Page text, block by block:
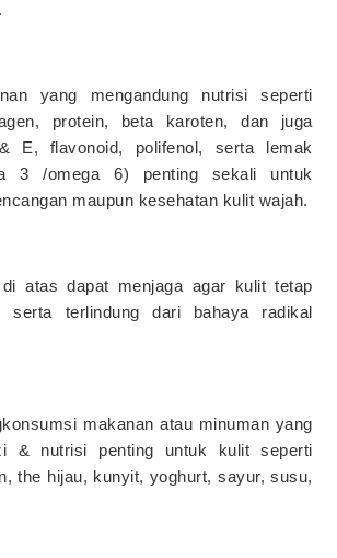
yang mengandung nutrisi seperti
protein, beta karoten, dan juga
E, flavonoid, polifenol, serta lemak
3 /omega 6) penting sekali untuk
maupun kesehatan kulit wajah.
atas dapat menjaga agar kulit tetap
serta terlindung dari bahaya radikal
makanan atau minuman yang
& nutrisi penting untuk kulit seperti
the hijau, kunyit, yoghurt, sayur, susu,